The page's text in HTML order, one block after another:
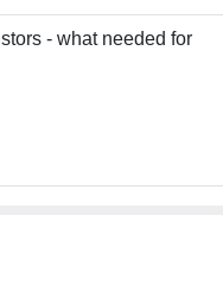
- what needed for